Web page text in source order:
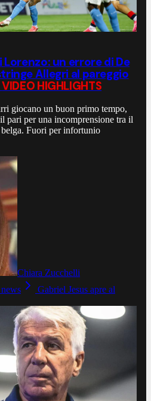
Lorenzo: un errore di De
Allegri al pareggio
VIDEO HIGHLIGHTS
giocano un buon primo tempo,
pari per una incomprensione tra il
Fuori per infortunio
Chiara Zucchelli
Gabriel Jesus apre al